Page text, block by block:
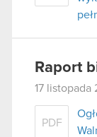
Raport
17 listopada
PDF